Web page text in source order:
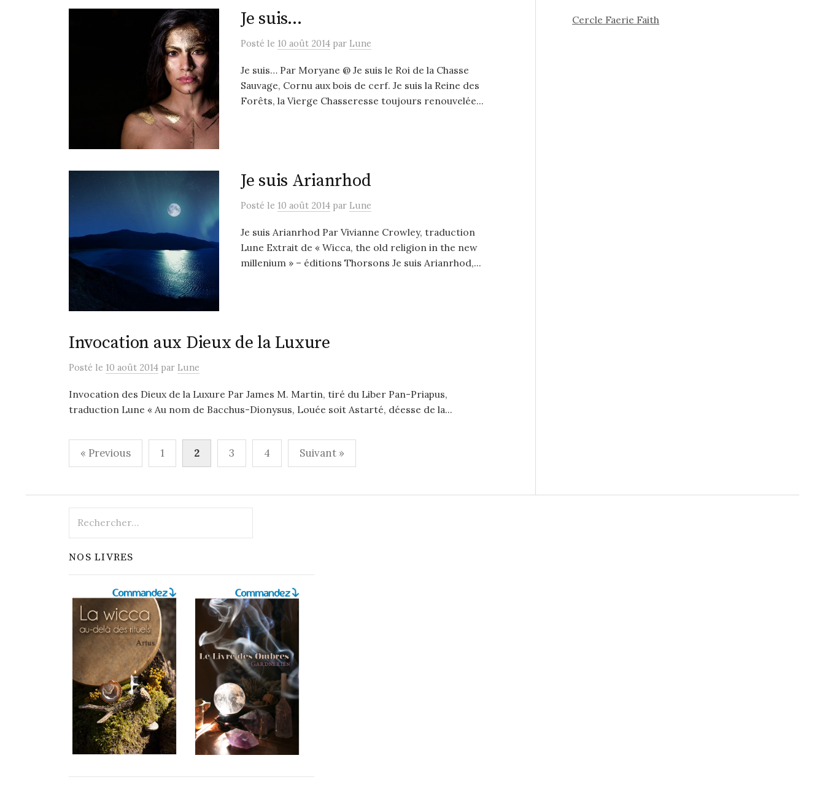
Je suis…
Posté le 10 août 2014 par Lune
Je suis… Par Moryane @ Je suis le Roi de la Chasse
Sauvage, Cornu aux bois de cerf. Je suis la Reine des
Forêts, la Vierge Chasseresse toujours renouvelée...
Je suis Arianrhod
Posté le 10 août 2014 par Lune
Je suis Arianrhod Par Vivianne Crowley, traduction
Lune Extrait de « Wicca, the old religion in the new
millenium » – éditions Thorsons Je suis Arianrhod,...
Invocation aux Dieux de la Luxure
Posté le 10 août 2014 par Lune
Invocation des Dieux de la Luxure Par James M. Martin, tiré du Liber Pan-Priapus,
traduction Lune « Au nom de Bacchus-Dionysus, Louée soit Astarté, déesse de la...
Pagination
des
publications
« Previous 1 2 3 4 Suivant »
Cercle Faerie Faith
NOS LIVRES